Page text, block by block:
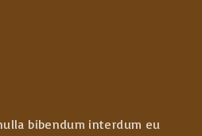
bibendum interdum eu